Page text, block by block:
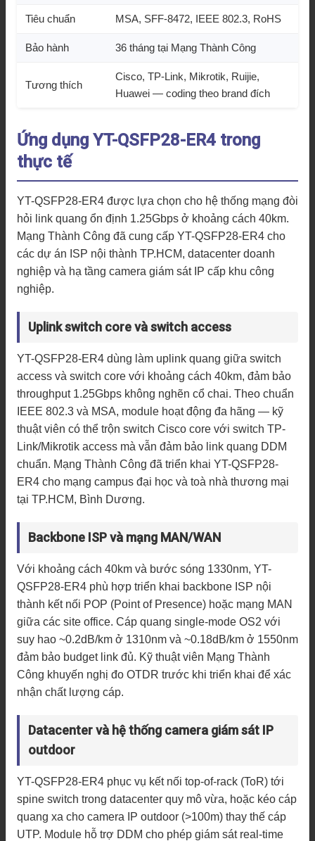
Tiêu chuẩn MSA, SFF-8472, IEEE 802.3, RoHS
Bảo hành 36 tháng tại Mạng Thành Công
Tương thích
Cisco, TP-Link, Mikrotik, Ruijie,
Huawei — coding theo brand đích
Ứng dụng YT-QSFP28-ER4 trong
thực tế
YT-QSFP28-ER4 được lựa chọn cho hệ thống mạng đòi
hỏi link quang ổn định 1.25Gbps ở khoảng cách 40km.
Mạng Thành Công đã cung cấp YT-QSFP28-ER4 cho
các dự án ISP nội thành TP.HCM, datacenter doanh
nghiệp và hạ tầng camera giám sát IP cấp khu công
nghiệp.
Uplink switch core và switch access
YT-QSFP28-ER4 dùng làm uplink quang giữa switch
access và switch core với khoảng cách 40km, đảm bảo
throughput 1.25Gbps không nghẽn cổ chai. Theo chuẩn
IEEE 802.3 và MSA, module hoạt động đa hãng — kỹ
thuật viên có thể trộn switch Cisco core với switch TP-
Link/Mikrotik access mà vẫn đảm bảo link quang DDM
chuẩn. Mạng Thành Công đã triển khai YT-QSFP28-
ER4 cho mạng campus đại học và toà nhà thương mại
tại TP.HCM, Bình Dương.
Backbone ISP và mạng MAN/WAN
Với khoảng cách 40km và bước sóng 1330nm, YT-
QSFP28-ER4 phù hợp triển khai backbone ISP nội
thành kết nối POP (Point of Presence) hoặc mạng MAN
giữa các site office. Cáp quang single-mode OS2 với
suy hao ~0.2dB/km ở 1310nm và ~0.18dB/km ở 1550nm
đảm bảo budget link đủ. Kỹ thuật viên Mạng Thành
Công khuyến nghị đo OTDR trước khi triển khai để xác
nhận chất lượng cáp.
Datacenter và hệ thống camera giám sát IP
outdoor
YT-QSFP28-ER4 phục vụ kết nối top-of-rack (ToR) tới
spine switch trong datacenter quy mô vừa, hoặc kéo cáp
quang xa cho camera IP outdoor (>100m) thay thế cáp
UTP. Module hỗ trợ DDM cho phép giám sát real-time